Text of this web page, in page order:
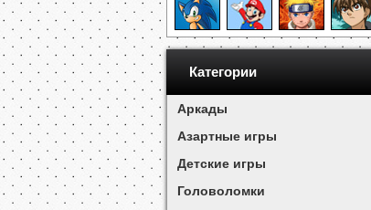
Категории
Аркады
Азартные игры
Детские игры
Головоломки